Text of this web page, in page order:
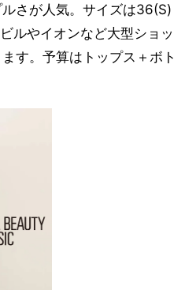
さが人気。サイズは36(S)
ルやイオンなど大型ショッ
す。予算はトップス＋ボト